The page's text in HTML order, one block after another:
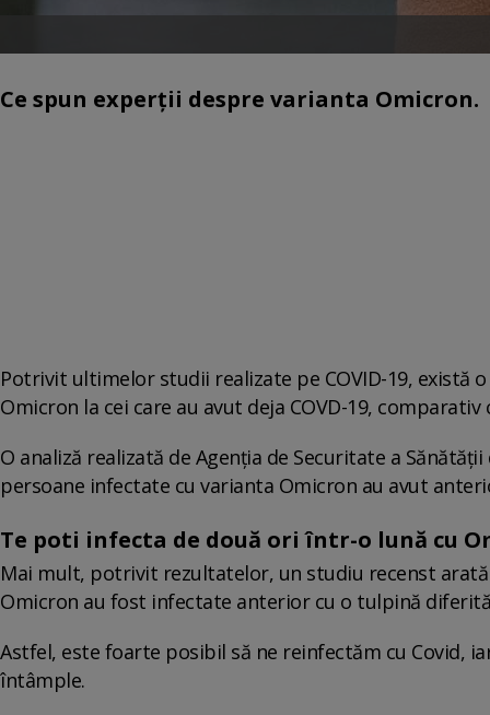
Ce spun experții despre varianta Omicron.
Potrivit ultimelor studii realizate pe COVID-19,
Omicron la cei care au avut deja COVD-19, comparativ
O analiză realizată de Agenţia de Securitate a
persoane infectate cu varianta Omicron au avut
Te poti infecta de două ori într-o lună cu
Mai mult, potrivit rezultatelor, un studiu recenst
Omicron au fost infectate anterior cu o tulpină
Astfel, este foarte posibil să ne reinfectăm cu Covid,
întâmple.